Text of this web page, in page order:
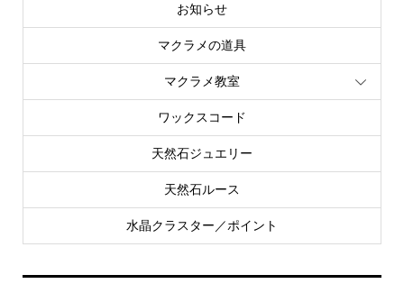
お知らせ
マクラメの道具
マクラメ教室
ワックスコード
天然石ジュエリー
天然石ルース
水晶クラスター／ポイント